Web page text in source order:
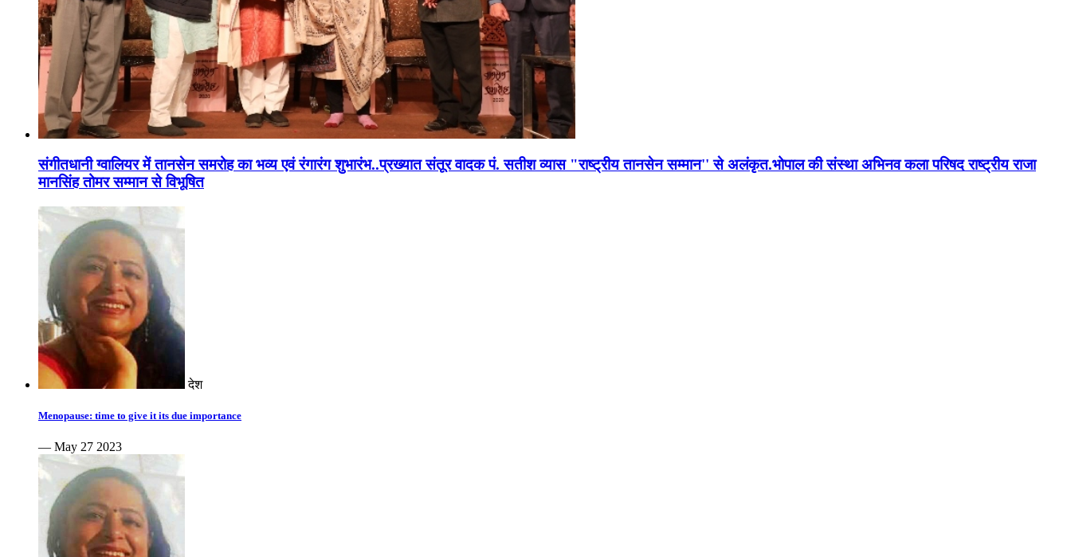
संगीतधानी ग्वालियर में तानसेन समरोह का भव्य एवं रंगारंग शुभारंभ..प्रख्यात संतूर वादक पं. सतीश व्यास "राष्ट्रीय तानसेन सम्मान'' से अलंकृत.भोपाल की संस्था अभिनव कला परिषद राष्ट्रीय राजा
मानसिंह तोमर सम्मान से विभूषित
देश
Menopause: time to give it its due importance
— May 27 2023